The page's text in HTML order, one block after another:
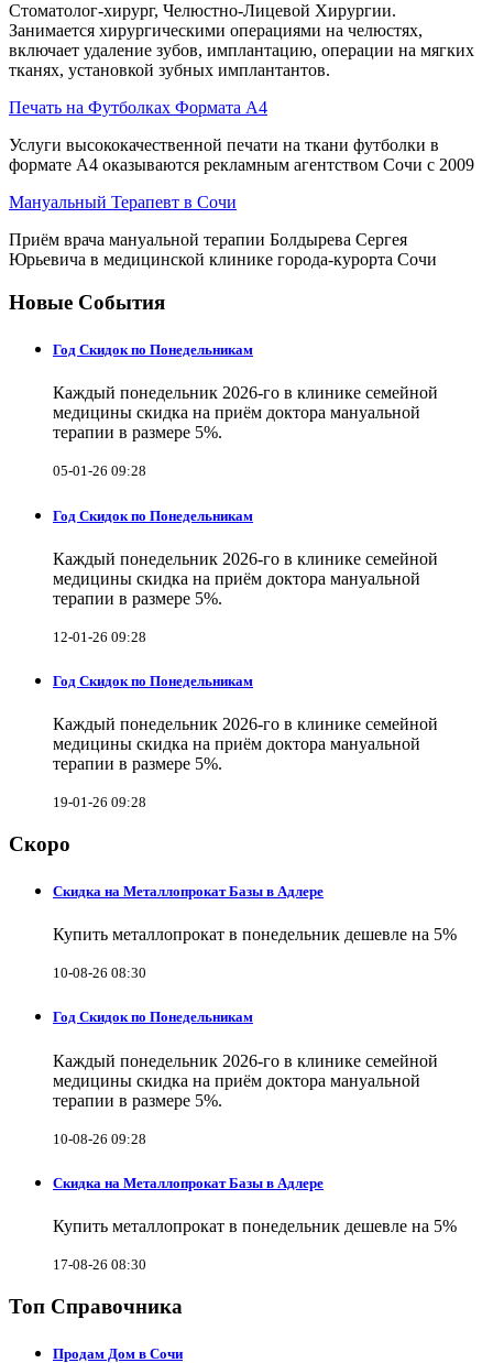
Стоматолог-хирург, Челюстно-Лицевой Хирургии.
Занимается хирургическими операциями на челюстях,
включает удаление зубов, имплантацию, операции на мягких
тканях, установкой зубных имплантантов.
Печать на Футболках Формата А4
Услуги высококачественной печати на ткани футболки в
формате А4 оказываются рекламным агентством Сочи с 2009
Мануальный Терапевт в Сочи
Приём врача мануальной терапии Болдырева Сергея
Юрьевича в медицинской клинике города-курорта Сочи
Новые События
Год Скидок по Понедельникам
Каждый понедельник 2026-го в клинике семейной
медицины скидка на приём доктора мануальной
терапии в размере 5%.
05-01-26 09:28
Год Скидок по Понедельникам
Каждый понедельник 2026-го в клинике семейной
медицины скидка на приём доктора мануальной
терапии в размере 5%.
12-01-26 09:28
Год Скидок по Понедельникам
Каждый понедельник 2026-го в клинике семейной
медицины скидка на приём доктора мануальной
терапии в размере 5%.
19-01-26 09:28
Скоро
Скидка на Металлопрокат Базы в Адлере
Купить металлопрокат в понедельник дешевле на 5%
10-08-26 08:30
Год Скидок по Понедельникам
Каждый понедельник 2026-го в клинике семейной
медицины скидка на приём доктора мануальной
терапии в размере 5%.
10-08-26 09:28
Скидка на Металлопрокат Базы в Адлере
Купить металлопрокат в понедельник дешевле на 5%
17-08-26 08:30
Топ Справочника
Продам Дом в Сочи